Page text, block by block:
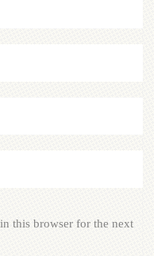
this browser for the next